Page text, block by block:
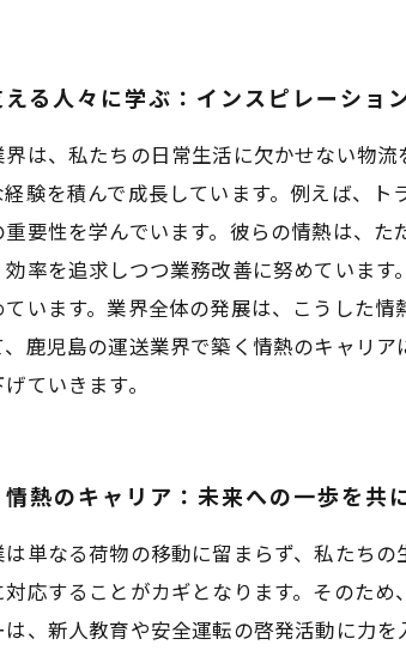
る人々に学ぶ：インスピレーショ
は、私たちの日常生活に欠かせない物
験を積んで成長しています。例えば、
要性を学んでいます。彼らの情熱は、
率を追求しつつ業務改善に努めていま
います。業界全体の発展は、こうした
鹿児島の運送業界で築く情熱のキャリ
ていきます。
熱のキャリア：未来への一歩を共
単なる荷物の移動に留まらず、私たち
応することがカギとなります。そのた
、新人教育や安全運転の啓発活動に力